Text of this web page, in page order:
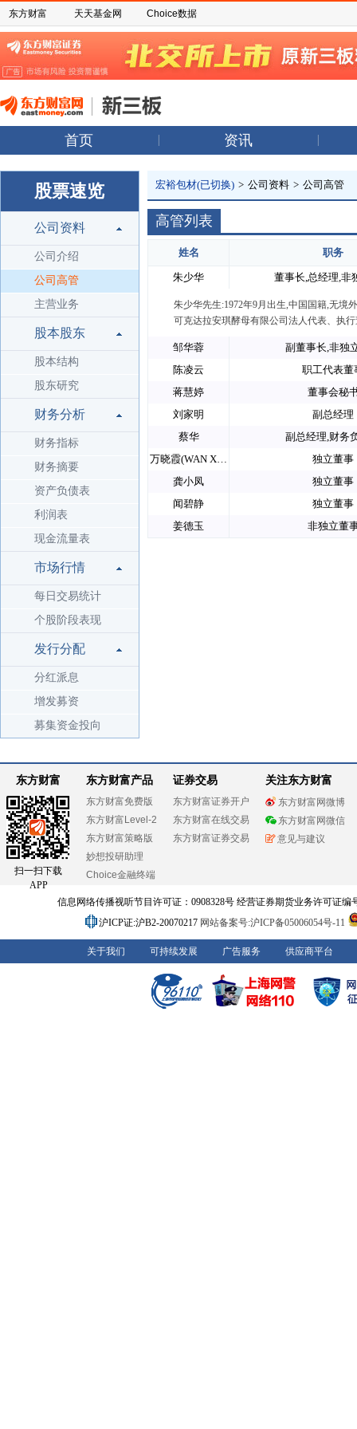
东方财富 天天基金网 Choice数据
首页 资讯
股票速览
公司资料
公司介绍
公司高管
主营业务
股本股东
股本结构
股东研究
财务分析
财务指标
财务摘要
资产负债表
利润表
现金流量表
市场行情
每日交易统计
个股阶段表现
发行分配
分红派息
增发募资
募集资金投向
宏裕包材(已切换) > 公司资料 > 公司高管
高管列表
姓名 职务
朱少华 董事长,总经理,非
朱少华先生:1972年9月出生,中国国籍,无境
可克达拉安琪酵母有限公司法人代表、执
邹华蓉
副董事长,非独
陈凌云
职工代表董
蒋慧婷
董事会秘
刘家明
副总经理
蔡华
副总经理,财务
万晓霞(WAN Xiaoxia)
独立董事
龚小凤
独立董事
闻碧静
独立董事
姜德玉
非独立董
东方财富
扫一扫下载
APP
东方财富产品
东方财富免费版
东方财富Level-2
东方财富策略版
妙想投研助理
Choice金融终端
证券交易
东方财富证券开户
东方财富在线交易
东方财富证券交易
关注东方财富
东方财富网微博
东方财富网微信
意见与建议
信息网络传播视听节目许可证：0908328号 经营证券期货业务许可证编
沪ICP证:沪B2-20070217 网站备案号:沪ICP备05006054号-11
关于我们 可持续发展 广告服务 供应商平台